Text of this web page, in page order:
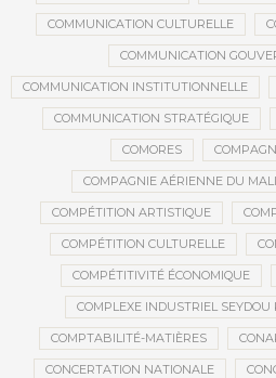
COMMUNICATION CULTURELLE
COMMUNICATION
COMMUNICATION INSTITUTIONNELLE
COMMUNICATION STRATÉGIQUE
COMORES
COMPAGNIE AÉRIENNE DU MALI
COMPÉTITION ARTISTIQUE
COMPÉTITION CULTURELLE
COMPÉTITIVITÉ ÉCONOMIQUE
COMPLEXE INDUSTRIEL SEYDOU
COMPTABILITÉ-MATIÈRES
CONCERTATION NATIONALE